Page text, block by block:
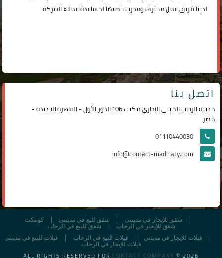
لدينا فريق عمل محترف ومدرب خصيصًا لمساعدة عملاء الشركة
اتصل بنا
مدينة الرحاب المبنى الإداري مكتب 106 الدور الأول - القاهرة الجديدة -
مصر
01110440030
info@contact-madinaty.com
كونتكت شقق لليع في مدينتى
شقق للإيجار في مدينتى
شقق للبيع في الرحاب
شقق للإيجار في الرحاب
فيلات للبيع في مدينتي
فيلات للبيع في الرحاب
فيلات للإيجار في مدينتي
فيلات للإيجار في الرحاب
ALL RIGHTS RESERVED FOR CONTACT COMPANY © 2026